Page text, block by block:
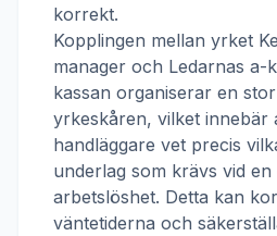
korrekt.
Kopplingen mellan yrket
manager och Ledarnas a-
kassan organiserar en
yrkeskåren, vilket innebär
handläggare vet precis
underlag som krävs vid en
arbetslöshet. Detta kan
väntetiderna och